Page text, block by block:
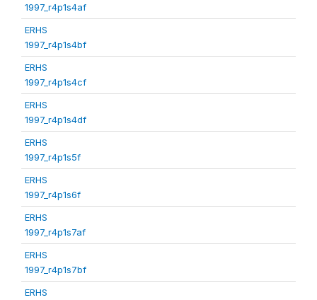
1997_r4p1s4af
ERHS
1997_r4p1s4bf
ERHS
1997_r4p1s4cf
ERHS
1997_r4p1s4df
ERHS
1997_r4p1s5f
ERHS
1997_r4p1s6f
ERHS
1997_r4p1s7af
ERHS
1997_r4p1s7bf
ERHS